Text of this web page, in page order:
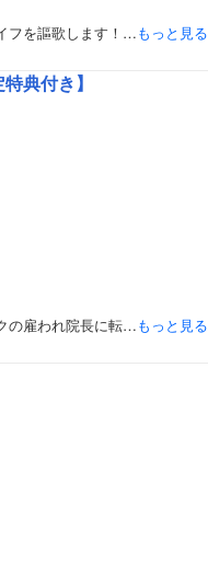
フを謳歌します！…もっと見る
典付き】
の雇われ院長に転…もっと見る